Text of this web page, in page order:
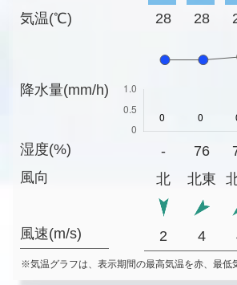
気温(℃)
降水量(mm/h)
湿度(%)
風向
風速(m/s)
28 28
- 76
北
北東
2 4
※気温グラフは、表示期間の最高気温を赤、最低